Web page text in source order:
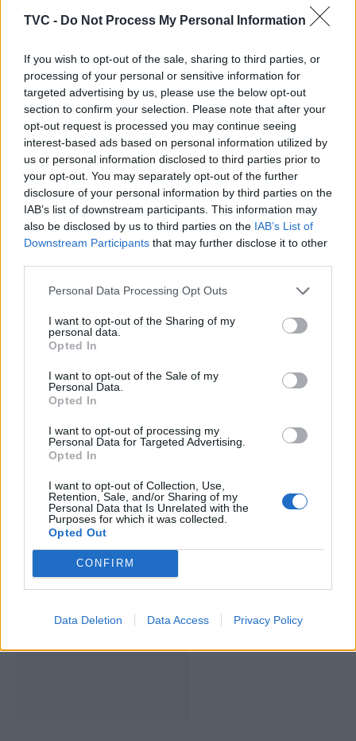
TVC - Do Not Process My Personal Information
If you wish to opt-out of the sale, sharing to third parties, or
processing of your personal or sensitive information for
targeted advertising by us, please use the below opt-out
section to confirm your selection. Please note that after your
opt-out request is processed you may continue seeing
interest-based ads based on personal information utilized by
us or personal information disclosed to third parties prior to
your opt-out. You may separately opt-out of the further
disclosure of your personal information by third parties on the
IAB’s list of downstream participants. This information may
also be disclosed by us to third parties on the IAB’s List of
Downstream Participants that may further disclose it to other
Personal Data Processing Opt Outs
I want to opt-out of the Sharing of my
personal data.
Opted In
I want to opt-out of the Sale of my
Personal Data.
Opted In
I want to opt-out of processing my
Personal Data for Targeted Advertising.
Opted In
I want to opt-out of Collection, Use,
Retention, Sale, and/or Sharing of my
Personal Data that Is Unrelated with the
Purposes for which it was collected.
Opted Out
CONFIRM
Data Deletion Data Access Privacy Policy
– Carpaccio de Beterraba & Arroz Doce da Avó”,
Artigo anterior
Anadia: Fundação do
Desporto apoia projeto
Próximo artigo
Albergaria – a – Velha: No
primeiro domingo do
ARTIGOS RELACIONADOS
Deputados do PSD saúdam Banda
Sinfónica da ARMAB pelo 1º lugar no
certame internacional de Valência